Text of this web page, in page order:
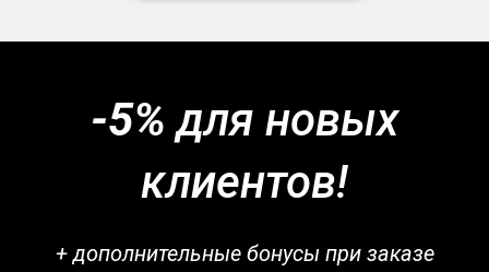
-5% для новых
клиентов!
+ дополнительные бонусы при заказе